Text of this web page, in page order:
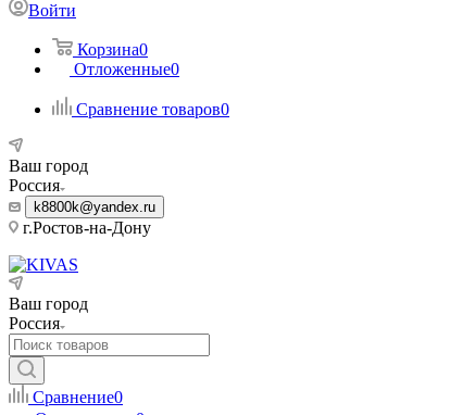
Войти
Корзина0
Отложенные0
Сравнение товаров0
Ваш город
Россия
k8800k@yandex.ru
г.Ростов-на-Дону
Ваш город
Россия
Сравнение0